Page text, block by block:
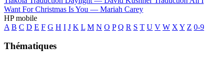
Want For Christmas Is You — Mariah Carey
HP mobile
A B C D E F G H I J K L M N O P Q R S T U V W X Y Z 0-9
Thématiques